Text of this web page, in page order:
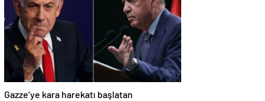
Gazze’ye kara harekatı başlatan